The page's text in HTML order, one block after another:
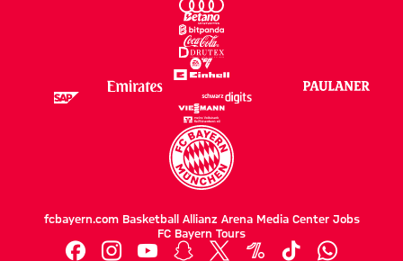
fcbayern.com Basketball Allianz Arena Media Center Jobs
FC Bayern Tours